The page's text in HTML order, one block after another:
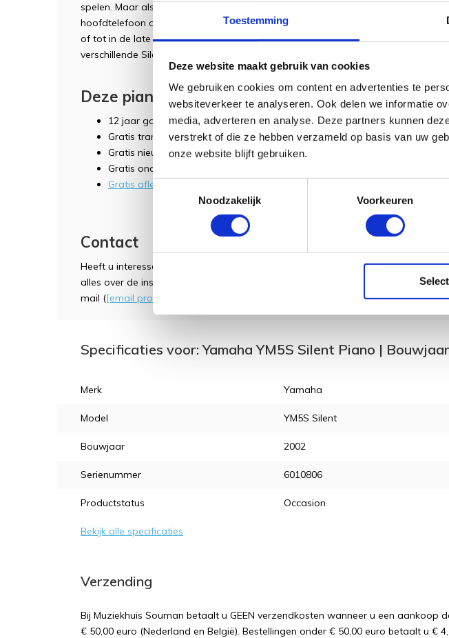
Toestemming
Deze website maakt gebruik van cookies
We gebruiken cookies om content en advertenties te
websiteverkeer te analyseren. Ook delen we informatie
media, adverteren en analyse. Deze partners kunnen
verstrekt of die ze hebben verzameld op basis van uw
onze website blijft gebruiken.
Toestemmingsselectie
Noodzakelijk
Voorkeuren
spelen. Maar als u het Silent systeem aanzet, kunt u geruisloos spelen met
hoofdtelefoon op. Ideaal voor het studeren en oefenen zonder anderen hiermee
of tot in de late uren heerlijk pianospelen. Voor meer informatie over Silent
verschillende Silent systemen,
Deze piano wordt geleverd inclusief:
12 jaar garantie (elektronica 1 jaar garantie)
Gratis transport (mits gelijkvloers)
Gratis nieuwe pianobank (in hoogte verstelbaar)
Gratis onderzetters (vloerbescherming)
Gratis afleverpakket t.w.v. € 300,-
Contact
Heeft u interesse of een vraag? Kom dan eens langs in de winkel waar onze
alles over de instrumenten kunnen vertellen. Ook kunt u contact met ons
mail ([email protected]
Specificaties voor: Yamaha YM5S Silent Piano |
Merk Yamaha
Model YM5S Silent
Bouwjaar 2002
Serienummer 6010806
Productstatus Occasion
Bekijk alle specificaties
Verzending
Bij Muziekhuis Souman betaalt u GEEN verzendkosten wanneer u een aankoop
€ 50,00 euro (Nederland en België). Bestellingen onder € 50,00 euro betaalt u €